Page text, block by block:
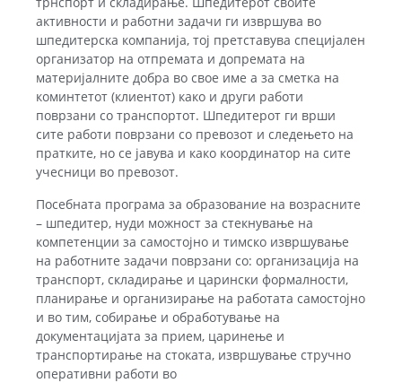
активности и работни задачи ги извршува во
шпедитерска компанија, тој претставува специјален
организатор на отпремата и допремата на
материјалните добра во свое име а за сметка на
коминтетот (клиентот) како и други работи
поврзани со транспортот. Шпедитерот ги врши
сите работи поврзани со превозот и следењето на
пратките, но се јавува и како координатор на сите
учесници во превозот.
Посебната програма за образование на возрасните
– шпедитер, нуди можност за стекнување на
компетенции за самостојно и тимско извршување
на работните задачи поврзани со: организација на
транспорт, складирање и царински формалности,
планирање и организирање на работата самостојно
и во тим, собирање и обработување на
документацијата за прием, царинење и
транспортирање на стоката, извршување стручно
оперативни работи во